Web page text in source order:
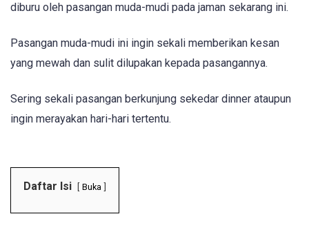
diburu oleh pasangan muda-mudi pada jaman sekarang ini.
Pasangan muda-mudi ini ingin sekali memberikan kesan
yang mewah dan sulit dilupakan kepada pasangannya.
Sering sekali pasangan berkunjung sekedar dinner ataupun
ingin merayakan hari-hari tertentu.
Daftar Isi Buka